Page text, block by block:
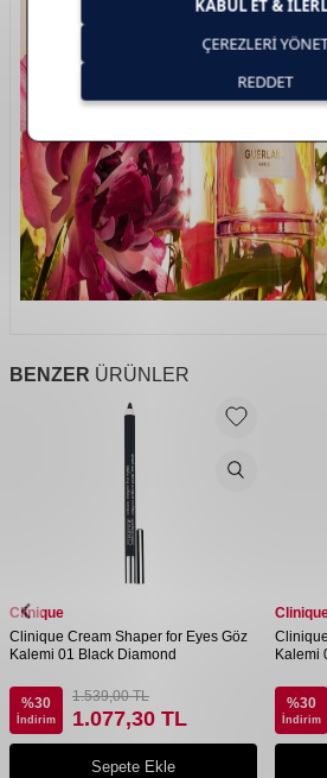
BENZER ÜRÜNLER
Clinique
Clinique Cream Shaper for Eyes Göz
Kalemi 01 Black Diamond
%30
İndirim
1.539,00TL
1.077,30 TL
Sepete Ekle
Kalemi
%30
İndirim